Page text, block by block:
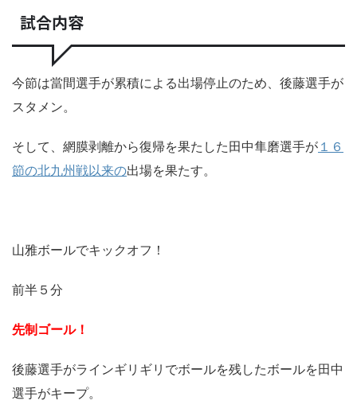
試合内容
今節は當間選手が累積による出場停止のため、後藤選手が
スタメン。
そして、網膜剥離から復帰を果たした田中隼磨選手が １６
節の北九州戦以来の出場を果たす。
山雅ボールでキックオフ！
前半５分
先制ゴール！
後藤選手がラインギリギリでボールを残したボールを田中
選手がキープ。